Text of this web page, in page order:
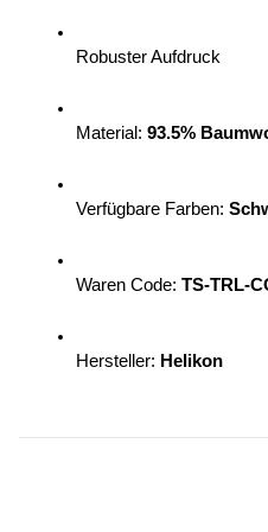
Robuster Aufdruck
Material: 93.5%
Verfügbare Farben:
Waren Code: TS-TRL-
Hersteller: Helikon